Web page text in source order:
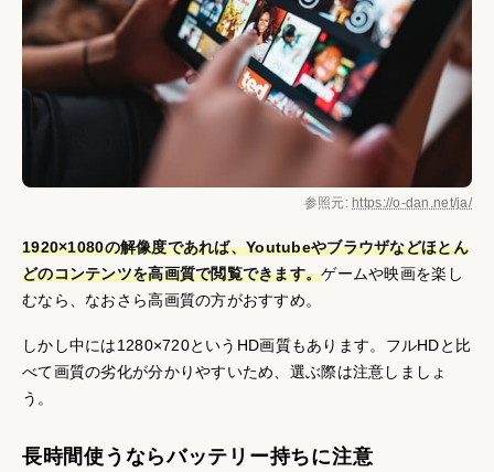
参照元: https://o-dan.net/ja/
1920×1080の解像度であれば、Youtubeやブラウザなどほとん
どのコンテンツを高画質で閲覧できます。ゲームや映画を楽し
むなら、なおさら高画質の方がおすすめ。
しかし中には1280×720というHD画質もあります。フルHDと比
べて画質の劣化が分かりやすいため、選ぶ際は注意しましょ
う。
長時間使うならバッテリー持ちに注意